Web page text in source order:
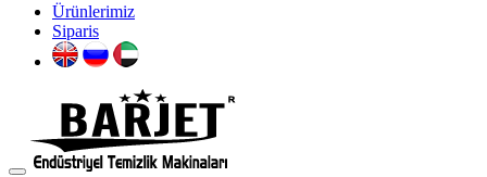
Ürünlerimiz
Siparis